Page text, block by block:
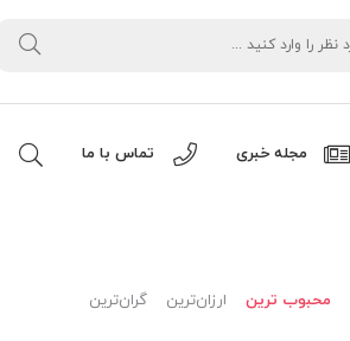
مجله خبری تماس با ما
محبوب ترین ارزان‌ترین گران‌ترین